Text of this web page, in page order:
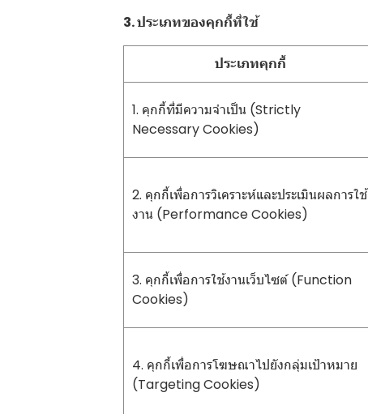
3. ประเภทของคุกกี้ที่ใช้
ประเภทคุกกี้
1. คุกกี้ที่มีความจำเป็น (Strictly
Necessary Cookies)
2. คุกกี้เพื่อการวิเคราะห์และประเมินผลการใช้
งาน (Performance Cookies)
3. คุกกี้เพื่อการใช้งานเว็บไซต์ (Function
Cookies)
4. คุกกี้เพื่อการโฆษณาไปยังกลุ่มเป้าหมาย
(Targeting Cookies)